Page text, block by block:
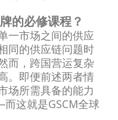
的必修课程？
一市场之间的供应
同的供应链问题时
而，跨国营运复杂
。即便前述两者情
场所需具备的能力
这就是GSCM全球